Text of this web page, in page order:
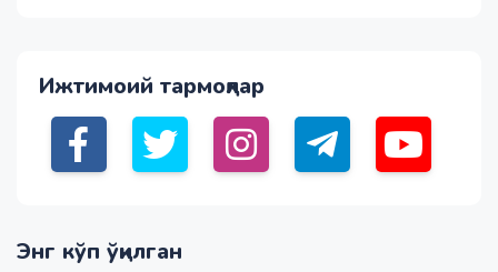
Ижтимоий тармоқлар
Энг кўп ўқилган